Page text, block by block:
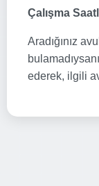
Çalışma
Aradığınız
ederek, ilgili